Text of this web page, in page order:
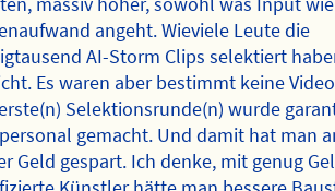
massiv höher, sowohl was Input
angeht. Wieviele Leute die
AI-Storm Clips selektiert
Es waren aber bestimmt keine
Selektionsrunde(n) wurde
gemacht. Und damit hat man
Geld gespart. Ich denke, mit genug